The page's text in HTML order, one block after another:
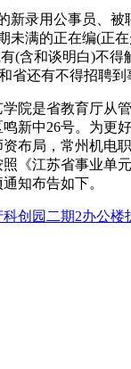
录用公事员、被
未满的正在编(正
(含和谈明白)不得
省还有不得招聘到
是省教育厅从管
新中26号。为更
布局，常州机电
《江苏省事业单
知布告如下。
创园二期2办公楼